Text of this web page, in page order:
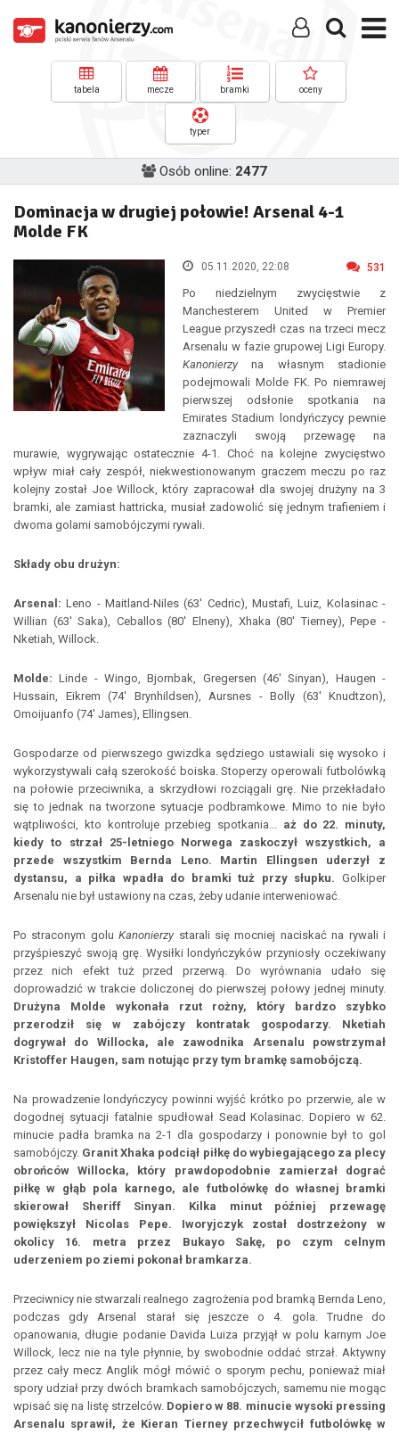
tabela mecze bramki oceny
typer
Osób online: 2477
Dominacja w drugiej połowie! Arsenal 4-1
Molde FK
05.11.2020, 22:08 531
Po niedzielnym zwycięstwie z
Manchesterem United w Premier
League przyszedł czas na trzeci mecz
Arsenalu w fazie grupowej Ligi Europy.
Kanonierzyna własnym stadionie
podejmowali Molde FK. Po niemrawej
pierwszej odsłonie spotkania na
Emirates Stadium londyńczycy pewnie
zaznaczyli swoją przewagę na
murawie, wygrywając ostatecznie 4-1. Choć na kolejne zwycięstwo
wpływ miał cały zespół, niekwestionowanym graczem meczu po raz
kolejny został Joe Willock, który zapracował dla swojej drużyny na 3
bramki, ale zamiast hattricka, musiał zadowolić się jednym trafieniem i
dwoma golami samobójczymi rywali.
Składy obu drużyn:
Arsenal: Leno - Maitland-Niles (63' Cedric), Mustafi, Luiz, Kolasinac -
Willian (63' Saka), Ceballos (80' Elneny), Xhaka (80' Tierney), Pepe -
Nketiah, Willock.
Molde: Linde - Wingo, Bjornbak, Gregersen (46' Sinyan), Haugen -
Hussain, Eikrem (74' Brynhildsen), Aursnes - Bolly (63' Knudtzon),
Omoijuanfo (74' James), Ellingsen.
Gospodarze od pierwszego gwizdka sędziego ustawiali się wysoko i
wykorzystywali całą szerokość boiska. Stoperzy operowali futbolówką
na połowie przeciwnika, a skrzydłowi rozciągali grę. Nie przekładało
się to jednak na tworzone sytuacje podbramkowe. Mimo to nie było
wątpliwości, kto kontroluje przebieg spotkania... aż do 22. minuty,
kiedy to strzał 25-letniego Norwega zaskoczył wszystkich, a
przede wszystkim Bernda Leno. Martin Ellingsen uderzył z
dystansu, a piłka wpadła do bramki tuż przy słupku. Golkiper
Arsenalu nie był ustawiony na czas, żeby udanie interweniować.
Po straconym goluKanonierzystarali się mocniej naciskać na rywali i
przyśpieszyć swoją grę. Wysiłki londyńczyków przyniosły oczekiwany
przez nich efekt tuż przed przerwą. Do wyrównania udało się
doprowadzić w trakcie doliczonej do pierwszej połowy jednej minuty.
Drużyna Molde wykonała rzut rożny, który bardzo szybko
przerodził się w zabójczy kontratak gospodarzy. Nketiah
dogrywał do Willocka, ale zawodnika Arsenalu powstrzymał
Kristoffer Haugen, sam notując przy tym bramkę samobójczą.
Na prowadzenie londyńczycy powinni wyjść krótko po przerwie, ale w
dogodnej sytuacji fatalnie spudłował Sead Kolasinac. Dopiero w 62.
minucie padła bramka na 2-1 dla gospodarzy i ponownie był to gol
samobójczy. Granit Xhaka podciął piłkę do wybiegającego za plecy
obrońców Willocka, który prawdopodobnie zamierzał dograć
piłkę w głąb pola karnego, ale futbolówkę do własnej bramki
skierował Sheriff Sinyan. Kilka minut później przewagę
powiększył Nicolas Pepe. Iworyjczyk został dostrzeżony w
okolicy 16. metra przez Bukayo Sakę, po czym celnym
uderzeniem po ziemi pokonał bramkarza.
Przeciwnicy nie stwarzali realnego zagrożenia pod bramką Bernda Leno,
podczas gdy Arsenal starał się jeszcze o 4. gola. Trudne do
opanowania, długie podanie Davida Luiza przyjął w polu karnym Joe
Willock, lecz nie na tyle płynnie, by swobodnie oddać strzał. Aktywny
przez cały mecz Anglik mógł mówić o sporym pechu, ponieważ miał
spory udział przy dwóch bramkach samobójczych, samemu nie mogąc
wpisać się na listę strzelców. Dopiero w 88. minucie wysoki pressing
Arsenalu sprawił, że Kieran Tierney przechwycił futbolówkę w